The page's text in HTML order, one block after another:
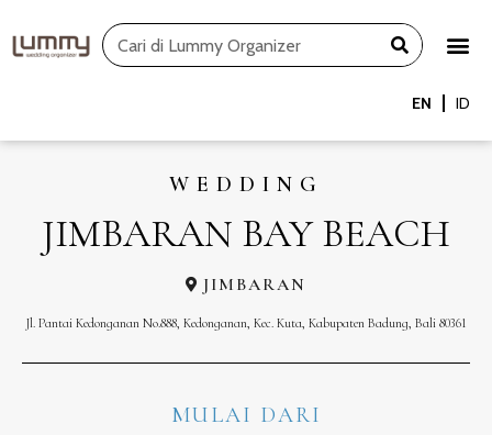
to
Search
EN ID
WEDDING
JIMBARAN BAY BEACH
JIMBARAN
Jl. Pantai Kedonganan No.888, Kedonganan, Kec. Kuta, Kabupaten Badung, Bali 80361
MULAI DARI